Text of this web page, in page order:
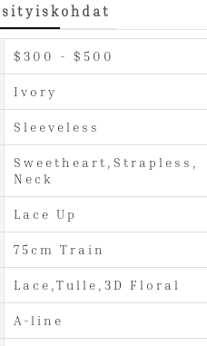
$300 - $500
Ivory
Sleeveless
Neck
Lace Up
75cm Train
Lace,Tulle,3D Floral
A-line